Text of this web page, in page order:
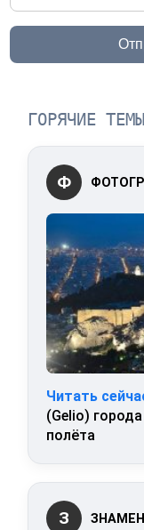
ГОРЯЧИЕ
Ф
Читать
(Gelio)
полёта
З